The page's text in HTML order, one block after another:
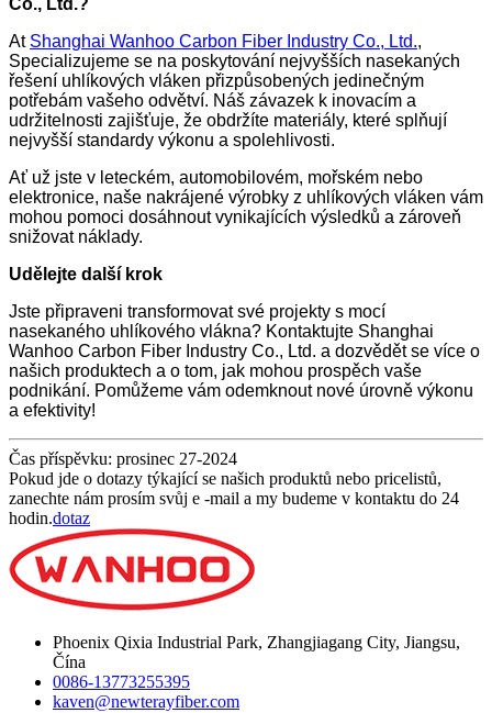
Co., Ltd.?
At Shanghai Wanhoo Carbon Fiber Industry Co., Ltd.,
Specializujeme se na poskytování nejvyšších nasekaných
řešení uhlíkových vláken přizpůsobených jedinečným
potřebám vašeho odvětví. Náš závazek k inovacím a
udržitelnosti zajišťuje, že obdržíte materiály, které splňují
nejvyšší standardy výkonu a spolehlivosti.
Ať už jste v leteckém, automobilovém, mořském nebo
elektronice, naše nakrájené výrobky z uhlíkových vláken vám
mohou pomoci dosáhnout vynikajících výsledků a zároveň
snižovat náklady.
Udělejte další krok
Jste připraveni transformovat své projekty s mocí
nasekaného uhlíkového vlákna? Kontaktujte Shanghai
Wanhoo Carbon Fiber Industry Co., Ltd. a dozvědět se více o
našich produktech a o tom, jak mohou prospěch vaše
podnikání. Pomůžeme vám odemknout nové úrovně výkonu
a efektivity!
Čas příspěvku: prosinec 27-2024
Pokud jde o dotazy týkající se našich produktů nebo pricelistů,
zanechte nám prosím svůj e -mail a my budeme v kontaktu do 24
hodin.dotaz
Phoenix Qixia Industrial Park, Zhangjiagang City, Jiangsu,
Čína
0086-13773255395
kaven@newterayfiber.com